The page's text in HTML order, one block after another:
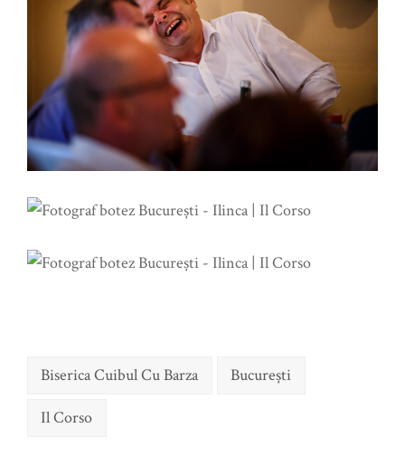
Biserica Cuibul Cu Barza Bucureşti
Il Corso